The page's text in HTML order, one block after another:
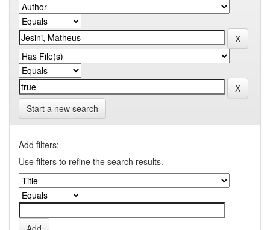
Start a new search
Add filters:
Use filters to refine the search results.